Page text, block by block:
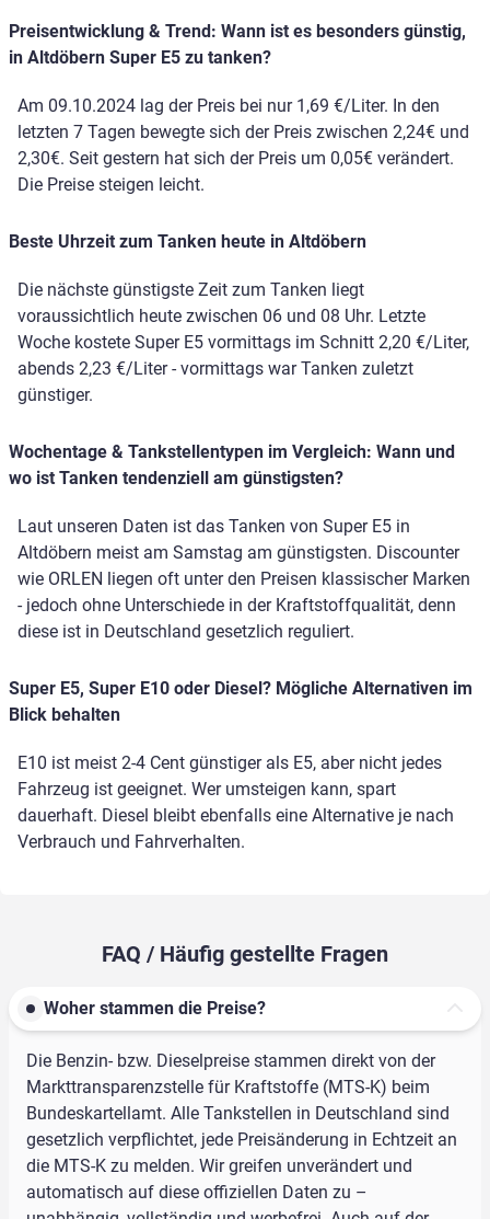
Preisentwicklung & Trend: Wann ist es besonders günstig,
in Altdöbern Super E5 zu tanken?
Am 09.10.2024 lag der Preis bei nur 1,69 €/Liter. In den
letzten 7 Tagen bewegte sich der Preis zwischen 2,24€ und
2,30€. Seit gestern hat sich der Preis um 0,05€ verändert.
Die Preise steigen leicht.
Beste Uhrzeit zum Tanken heute in Altdöbern
Die nächste günstigste Zeit zum Tanken liegt
voraussichtlich heute zwischen 06 und 08 Uhr. Letzte
Woche kostete Super E5 vormittags im Schnitt 2,20 €/Liter,
abends 2,23 €/Liter - vormittags war Tanken zuletzt
günstiger.
Wochentage & Tankstellentypen im Vergleich: Wann und
wo ist Tanken tendenziell am günstigsten?
Laut unseren Daten ist das Tanken von Super E5 in
Altdöbern meist am Samstag am günstigsten. Discounter
wie ORLEN liegen oft unter den Preisen klassischer Marken
- jedoch ohne Unterschiede in der Kraftstoffqualität, denn
diese ist in Deutschland gesetzlich reguliert.
Super E5, Super E10 oder Diesel? Mögliche Alternativen im
Blick behalten
E10 ist meist 2-4 Cent günstiger als E5, aber nicht jedes
Fahrzeug ist geeignet. Wer umsteigen kann, spart
dauerhaft. Diesel bleibt ebenfalls eine Alternative je nach
Verbrauch und Fahrverhalten.
FAQ / Häufig gestellte Fragen
Woher stammen die Preise?
Die Benzin- bzw. Dieselpreise stammen direkt von der
Markttransparenzstelle für Kraftstoffe (MTS-K) beim
Bundeskartellamt. Alle Tankstellen in Deutschland sind
gesetzlich verpflichtet, jede Preisänderung in Echtzeit an
die MTS-K zu melden. Wir greifen unverändert und
automatisch auf diese offiziellen Daten zu –